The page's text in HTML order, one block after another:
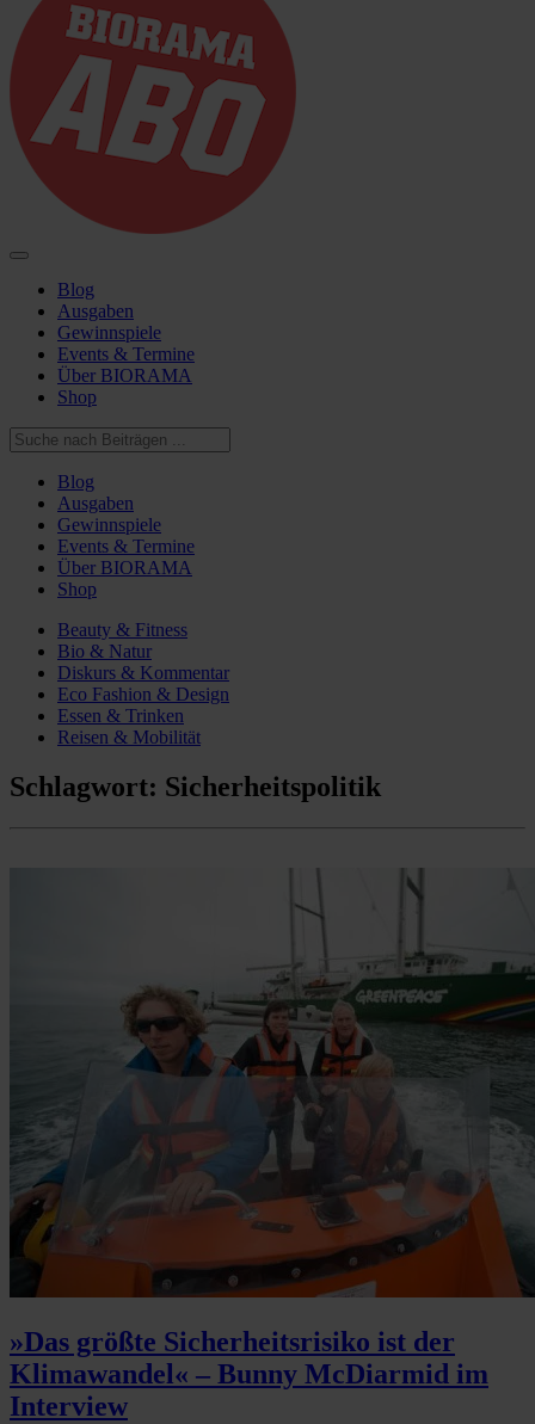
Blog
Ausgaben
Gewinnspiele
Events & Termine
Über BIORAMA
Shop
Blog
Ausgaben
Gewinnspiele
Events & Termine
Über BIORAMA
Shop
Beauty & Fitness
Bio & Natur
Diskurs & Kommentar
Eco Fashion & Design
Essen & Trinken
Reisen & Mobilität
Schlagwort: Sicherheitspolitik
»Das größte Sicherheitsrisiko ist der
Klimawandel« – Bunny McDiarmid im
Interview